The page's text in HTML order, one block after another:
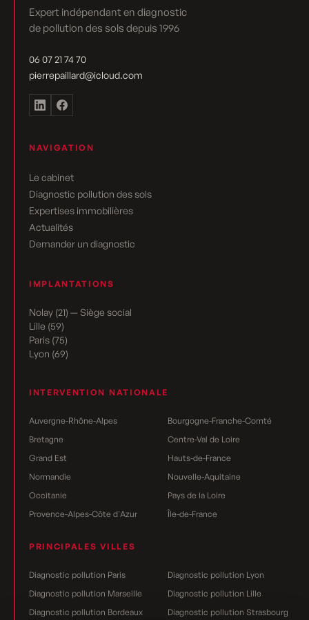
Expert indépendant en diagnostic
de pollution des sols depuis 1996
06 07 21 74 70
pierrepaillard@icloud.com
NAVIGATION
Le cabinet
Diagnostic pollution des sols
Expertises immobilières
Actualités
Demander un diagnostic
IMPLANTATIONS
Nolay (21) — Siège social
Lille (59)
Paris (75)
Lyon (69)
INTERVENTION NATIONALE
Auvergne-Rhône-Alpes
Bourgogne-Franche-Comté
Bretagne
Centre-Val de Loire
Grand Est
Hauts-de-France
Normandie
Nouvelle-Aquitaine
Occitanie
Pays de la Loire
Provence-Alpes-Côte d'Azur
Île-de-France
PRINCIPALES VILLES
Diagnostic pollution Paris
Diagnostic pollution Lyon
Diagnostic pollution Marseille
Diagnostic pollution Lille
Diagnostic pollution Bordeaux
Diagnostic pollution Strasbourg